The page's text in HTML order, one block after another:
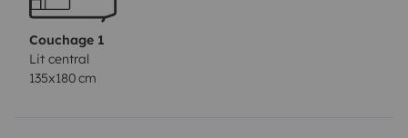
Couchage 1
Lit central
135x180 cm